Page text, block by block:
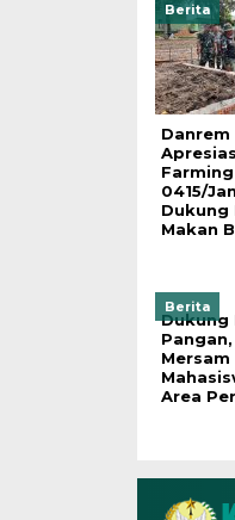
Berita
0415/
Dukung
Makan
Berita
Dukung
Area